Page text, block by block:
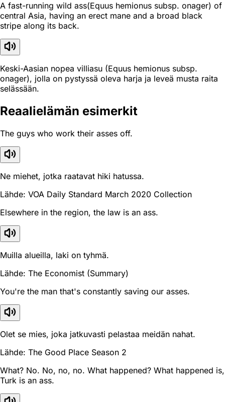
A fast-running wild ass(Equus hemionus subsp. onager) of
central Asia, having an erect mane and a broad black
stripe along its back.
Keski-Aasian nopea villiasu (Equus hemionus subsp.
onager), jolla on pystyssä oleva harja ja leveä musta raita
selässään.
Reaali­elämän esimerkit
The guys who work their asses off.
Ne miehet, jotka raatavat hiki hatussa.
Lähde: VOA Daily Standard March 2020 Collection
Elsewhere in the region, the law is an ass.
Muilla alueilla, laki on tyhmä.
Lähde: The Economist (Summary)
You're the man that's constantly saving our asses.
Olet se mies, joka jatkuvasti pelastaa meidän nahat.
Lähde: The Good Place Season 2
What? No. No, no, no. What happened? What happened is,
Turk is an ass.